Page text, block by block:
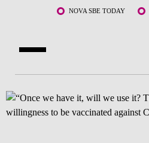
Saltar para o conteúdo principalNOVA SBE TODAY
CURSOS